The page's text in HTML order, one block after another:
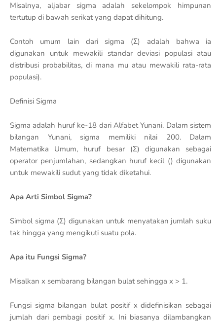
Misalnya, aljabar sigma adalah sekelompok himpunan
tertutup di bawah serikat yang dapat dihitung.
Contoh umum lain dari sigma (Σ) adalah bahwa ia
digunakan untuk mewakili standar deviasi populasi atau
distribusi probabilitas, di mana mu atau mewakili rata-rata
populasi).
Definisi Sigma
Sigma adalah huruf ke-18 dari Alfabet Yunani. Dalam sistem
bilangan Yunani, sigma memiliki nilai 200. Dalam
Matematika Umum, huruf besar (Σ) digunakan sebagai
operator penjumlahan, sedangkan huruf kecil () digunakan
untuk mewakili sudut yang tidak diketahui.
Apa Arti Simbol Sigma?
Simbol sigma (Σ) digunakan untuk menyatakan jumlah suku
tak hingga yang mengikuti suatu pola.
Apa itu Fungsi Sigma?
Misalkan x sembarang bilangan bulat sehingga x > 1.
Fungsi sigma bilangan bulat positif x didefinisikan sebagai
jumlah dari pembagi positif x. Ini biasanya dilambangkan